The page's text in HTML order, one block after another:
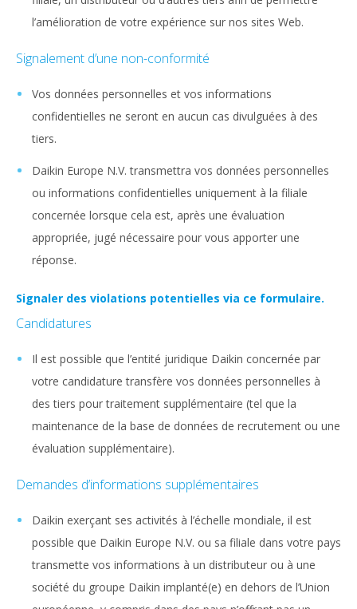
l’amélioration de votre expérience sur nos sites Web.
Signalement d’une non-conformité
Vos données personnelles et vos informations
confidentielles ne seront en aucun cas divulguées à des
tiers.
Daikin Europe N.V. transmettra vos données personnelles
ou informations confidentielles uniquement à la filiale
concernée lorsque cela est, après une évaluation
appropriée, jugé nécessaire pour vous apporter une
réponse.
Signaler des violations potentielles via ce formulaire.
Candidatures
Il est possible que l’entité juridique Daikin concernée par
votre candidature transfère vos données personnelles à
des tiers pour traitement supplémentaire (tel que la
maintenance de la base de données de recrutement ou une
évaluation supplémentaire).
Demandes d’informations supplémentaires
Daikin exerçant ses activités à l’échelle mondiale, il est
possible que Daikin Europe N.V. ou sa filiale dans votre pays
transmette vos informations à un distributeur ou à une
société du groupe Daikin implanté(e) en dehors de l’Union